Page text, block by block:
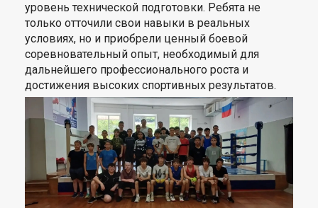
уровень технической подготовки. Ребята не
только отточили свои навыки в реальных
условиях, но и приобрели ценный боевой
соревновательный опыт, необходимый для
дальнейшего профессионального роста и
достижения высоких спортивных результатов.